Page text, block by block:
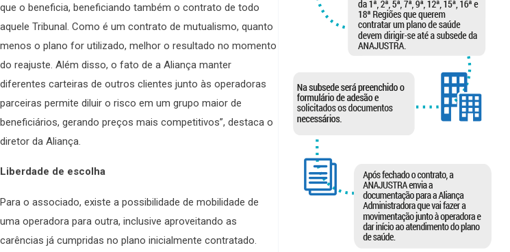
que o beneficia, beneficiando também o contrato de todo
aquele Tribunal. Como é um contrato de mutualismo, quanto
menos o plano for utilizado, melhor o resultado no momento
do reajuste. Além disso, o fato de a Aliança manter
diferentes carteiras de outros clientes junto às operadoras
parceiras permite diluir o risco em um grupo maior de
beneficiários, gerando preços mais competitivos”, destaca o
diretor da Aliança.
Liberdade de escolha
Para o associado, existe a possibilidade de mobilidade de
uma operadora para outra, inclusive aproveitando as
carências já cumpridas no plano inicialmente contratado.